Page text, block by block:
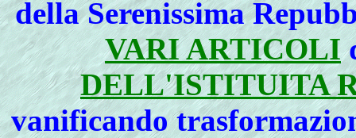
della Serenissima
VARI ARTICOLI
DELL'ISTITUITA
vanificando